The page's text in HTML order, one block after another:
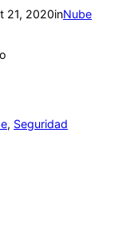
21, 2020inNube
, Seguridad